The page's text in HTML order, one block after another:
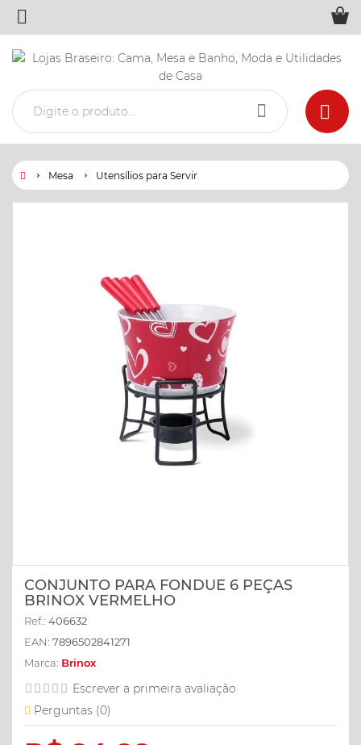
Mesa Utensílios para Servir
CONJUNTO PARA FONDUE 6 PEÇAS
BRINOX VERMELHO
Ref.: 406632
EAN: 7896502841271
Marca: Brinox
Escrever a primeira avaliação
Perguntas (0)